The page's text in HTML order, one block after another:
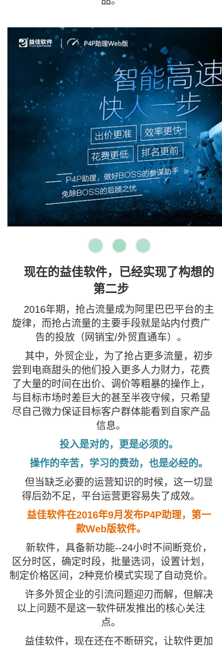
现在的益佳软件，已经实现了构想的
第二步
2016年期，抢占流量成为阿里巴巴平台的主
旋律，而抢占流量的主要手段就是站内付费广
告的投放（网销宝/外贸直通车）。
其中，外贸企业，为了抢占更多流量，初步
尝到电商甜头的他们投入更多人力财力，花费
了大量的时间在出价、调价等粗暴的操作上，
与目标市场时差巨大的甚至半夜守候，只希望
尽自己微力保证目标客户群体能看到自家产品
信息。
投入是对的，更是必须的。
操作的辛苦，学习的费劲，也是必经的。
但当缺乏必要的运营知识的时候，这一切显
得后劲不足，平台运营更容易失了成效。
益佳软件在2016年9月发布P4P助理，第一
款Web版软件。
新软件，具备新功能--24小时不间断竞价，
区分时区，确定时段，批量选词，设置计划，
制定价格区间，2种竞价模式实现了自动竞价。
许多外贸企业的引流问题迎刃而解，但解决
以上问题不是这一软件研发推出的核心关注
点。
益佳软件，现在还在不断研究，让软件更加